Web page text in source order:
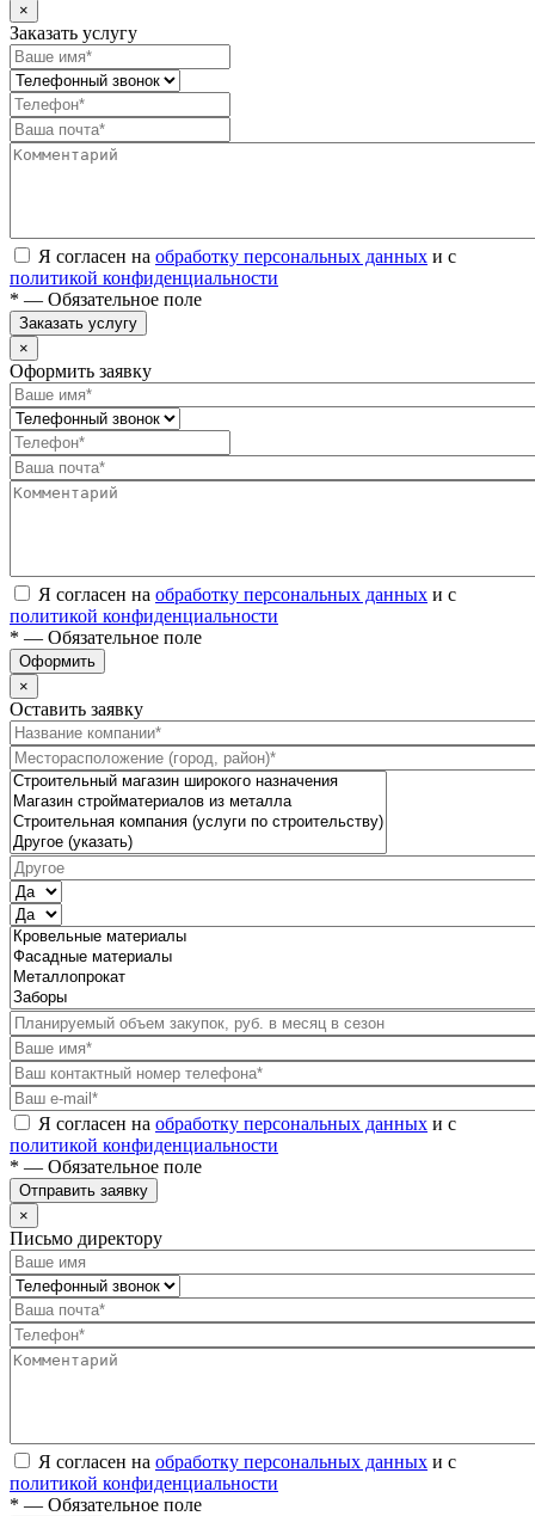
×
Заказать услугу
Я согласен на обработку персональных данных и с
политикой конфиденциальности
* — Обязательное поле
Заказать услугу
×
Оформить заявку
Я согласен на обработку персональных данных и с
политикой конфиденциальности
* — Обязательное поле
Оформить
×
Оставить заявку
Я согласен на обработку персональных данных и с
политикой конфиденциальности
* — Обязательное поле
Отправить заявку
×
Письмо директору
Я согласен на обработку персональных данных и с
политикой конфиденциальности
* — Обязательное поле